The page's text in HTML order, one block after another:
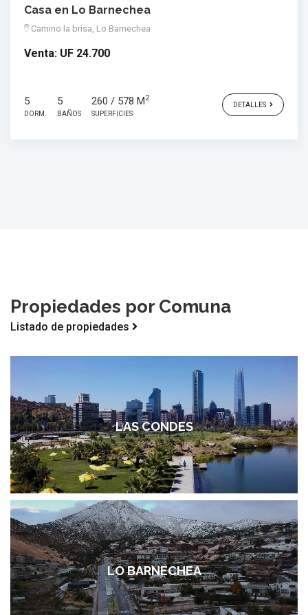
Casa en Lo Barnechea
Camino la brisa, Lo Barnechea
Venta: UF 24.700
5
DORM.
5
BAÑOS
260 / 578 M2
SUPERFICIES
DETALLES
Propiedades por Comuna
Listado de propiedades
LAS CONDES
LO BARNECHEA